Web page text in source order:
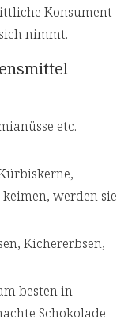
Konsument
nimmt.
etc.
werden sie
Kichererbsen,
besten in
Schokolade